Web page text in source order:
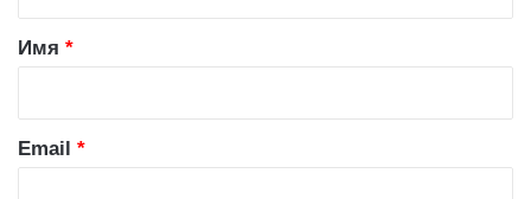
а
й
Имя *
Email *